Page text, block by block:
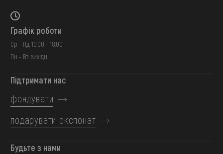
Графік роботи
Ср - Нд: 10:00 - 18:00
Пн - Вт: вихідні
Підтримати нас
фондувати
подарувати експонат
Будьте з нами